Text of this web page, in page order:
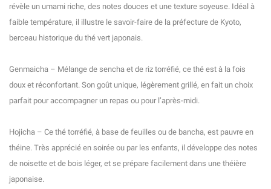
révèle un umami riche, des notes douces et une texture soyeuse. Idéal à
faible température, il illustre le savoir-faire de la préfecture de Kyoto,
berceau historique du thé vert japonais.
Genmaicha – Mélange de sencha et de riz torréfié, ce thé est à la fois
doux et réconfortant. Son goût unique, légèrement grillé, en fait un choix
parfait pour accompagner un repas ou pour l’après-midi.
Hojicha – Ce thé torréfié, à base de feuilles ou de bancha, est pauvre en
théine. Très apprécié en soirée ou par les enfants, il développe des notes
de noisette et de bois léger, et se prépare facilement dans une théière
japonaise.